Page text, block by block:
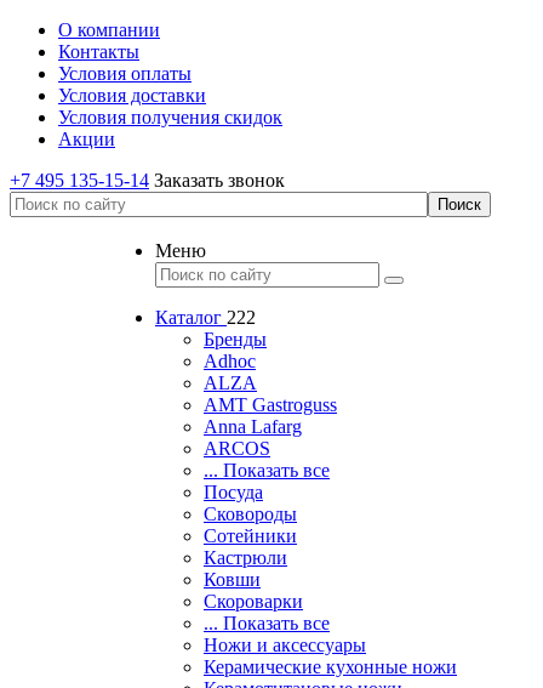
О компании
Контакты
Условия оплаты
Условия доставки
Условия получения скидок
Акции
+7 495 135-15-14 Заказать звонок
Меню
Каталог 222
Бренды
Adhoc
ALZA
AMT Gastroguss
Anna Lafarg
ARCOS
... Показать все
Посуда
Сковороды
Сотейники
Кастрюли
Ковши
Скороварки
... Показать все
Ножи и аксессуары
Керамические кухонные ножи